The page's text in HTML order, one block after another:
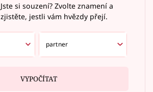
Jste si souzení? Zvolte znamení a
zjistěte, jestli vám hvězdy přejí.
VYPOČÍTAT